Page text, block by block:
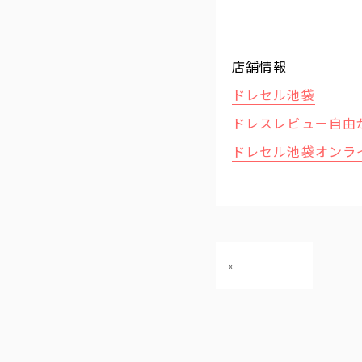
店舗情報
ドレセル池袋
ドレスレビュー自由
ドレセル池袋オン
«